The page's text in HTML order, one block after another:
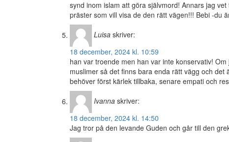
synd inom islam att göra självmord! Annars jag
präster som vill visa de den rätt vägen!!! Bebi -du
Luisa skriver:
18 december, 2024 kl. 10:59
han var troende men han var inte konservativ!
muslimer så det finns bara enda rätt vägg och
behöver först kärlek tillbaka, senare empati och
Ivanna skriver:
18 december, 2024 kl. 14:50
Jag tror på den levande Guden och går till den